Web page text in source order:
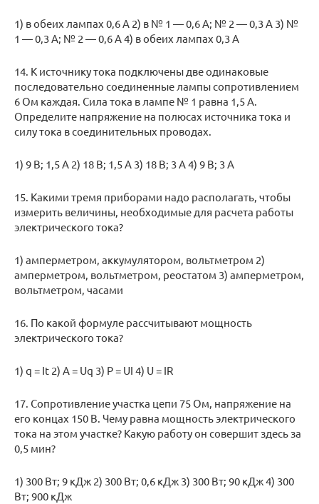
1) в обеих лампах 0,6 А 2) в № 1 — 0,6 А; № 2 — 0,3 А 3) №
1 — 0,3 А; № 2 — 0,6 А 4) в обеих лампах 0,3 А
14. К источнику тока подключены две одинаковые
последовательно соединенные лампы сопротивлением
6 Ом каждая. Сила тока в лампе № 1 равна 1,5 А.
Определите напряжение на полюсах источника тока и
силу тока в соединительных проводах.
1) 9 В; 1,5 А 2) 18 В; 1,5 А 3) 18 В; 3 А 4) 9 В; 3 А
15. Какими тремя приборами надо располагать, чтобы
измерить величины, необходимые для расчета работы
электрического тока?
1) амперметром, аккумулятором, вольтметром 2)
амперметром, вольтметром, реостатом 3) амперметром,
вольтметром, часами
16. По какой формуле рассчитывают мощность
электрического тока?
1) q = It 2) А = Uq 3) Р = UI 4) U = IR
17. Сопротивление участка цепи 75 Ом, напряжение на
его концах 150 В. Чему равна мощность электрического
тока на этом участке? Какую работу он совершит здесь за
0,5 мин?
1) 300 Вт; 9 кДж 2) 300 Вт; 0,6 кДж 3) 300 Вт; 90 кДж 4) 300
Вт; 900 кДж